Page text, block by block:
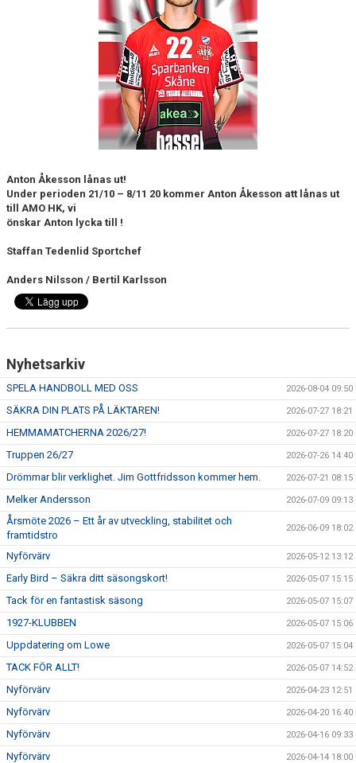
Anton Åkesson lånas ut!
Under perioden 21/10 – 8/11 20 kommer Anton Åkesson att lånas ut
till AMO HK, vi
önskar Anton lycka till !
Staffan Tedenlid Sportchef
Anders Nilsson / Bertil Karlsson
Nyhetsarkiv
SPELA HANDBOLL MED OSS 2026-08-04 09:50
SÄKRA DIN PLATS PÅ LÄKTAREN! 2026-07-27 18:21
HEMMAMATCHERNA 2026/27! 2026-07-27 18:20
Truppen 26/27 2026-07-26 14:40
Drömmar blir verklighet. Jim Gottfridsson kommer hem. 2026-07-21 08:15
Melker Andersson 2026-07-09 09:13
Årsmöte 2026 – Ett år av utveckling, stabilitet och
framtidstro
2026-06-09 18:02
Nyförvärv 2026-05-12 13:12
Early Bird – Säkra ditt säsongskort! 2026-05-07 15:15
Tack för en fantastisk säsong 2026-05-07 15:07
1927-KLUBBEN 2026-05-07 15:06
Uppdatering om Lowe 2026-05-07 15:04
TACK FÖR ALLT! 2026-05-07 14:52
Nyförvärv 2026-04-23 12:51
Nyförvärv 2026-04-20 16:40
Nyförvärv 2026-04-16 09:33
Nyförvärv 2026-04-14 18:00